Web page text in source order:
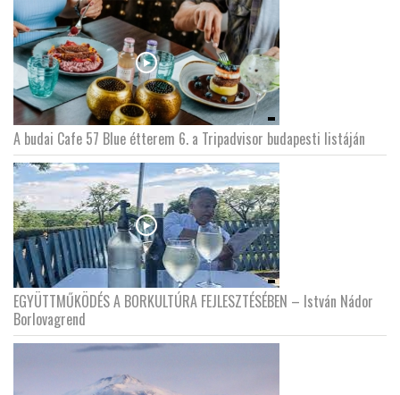
A budai Cafe 57 Blue étterem 6. a Tripadvisor budapesti listáján
EGYÜTTMŰKÖDÉS A BORKULTÚRA FEJLESZTÉSÉBEN – István Nádor
Borlovagrend